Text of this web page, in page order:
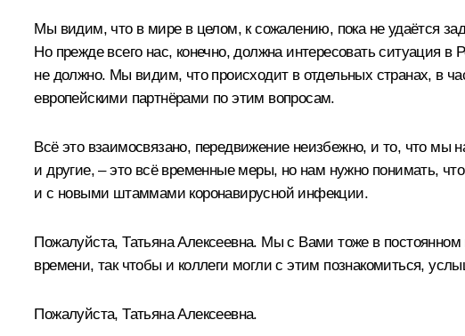
Мы видим, что в мире в целом, к сожалению, пока не удаётся
Но прежде всего нас, конечно, должна интересовать ситуация
не должно. Мы видим, что происходит в отдельных странах, в
европейскими партнёрами по этим вопросам.
Всё это взаимосвязано, передвижение неизбежно, и то, что мы
и другие, – это всё временные меры, но нам нужно понимать,
и с новыми штаммами коронавирусной инфекции.
Пожалуйста, Татьяна Алексеевна. Мы с Вами тоже в
времени, так чтобы и коллеги могли с этим познакомиться,
Пожалуйста, Татьяна Алексеевна.